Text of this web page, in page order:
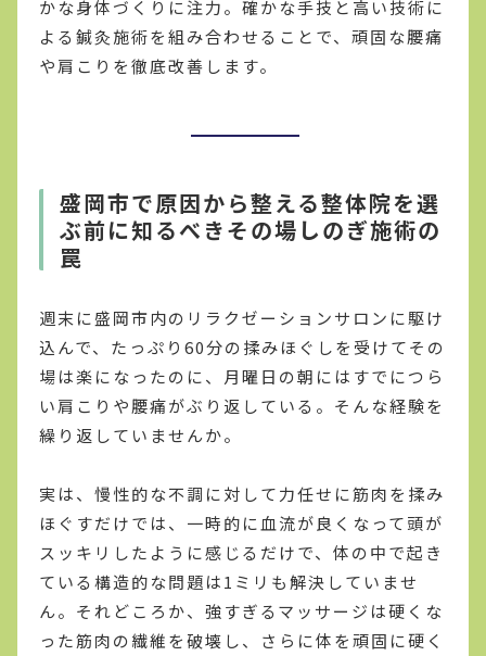
かな身体づくりに注力。確かな手技と高い技術に
よる鍼灸施術を組み合わせることで、頑固な腰痛
や肩こりを徹底改善します。
盛岡市で原因から整える整体院を選
ぶ前に知るべきその場しのぎ施術の
罠
週末に盛岡市内のリラクゼーションサロンに駆け
込んで、たっぷり60分の揉みほぐしを受けてその
場は楽になったのに、月曜日の朝にはすでにつら
い肩こりや腰痛がぶり返している。そんな経験を
繰り返していませんか。
実は、慢性的な不調に対して力任せに筋肉を揉み
ほぐすだけでは、一時的に血流が良くなって頭が
スッキリしたように感じるだけで、体の中で起き
ている構造的な問題は1ミリも解決していませ
ん。それどころか、強すぎるマッサージは硬くな
った筋肉の繊維を破壊し、さらに体を頑固に硬く